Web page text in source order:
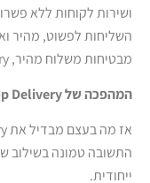
ושירות לקוחות ללא
השליחות לפשוט, מהיר
מבטיחות משלוח מהיר, Top Delivery מבטיחה מהפכה של ממש.
המהפכה שלTop Delivery:
התשובה טמונה בשילוב
ייחודית.